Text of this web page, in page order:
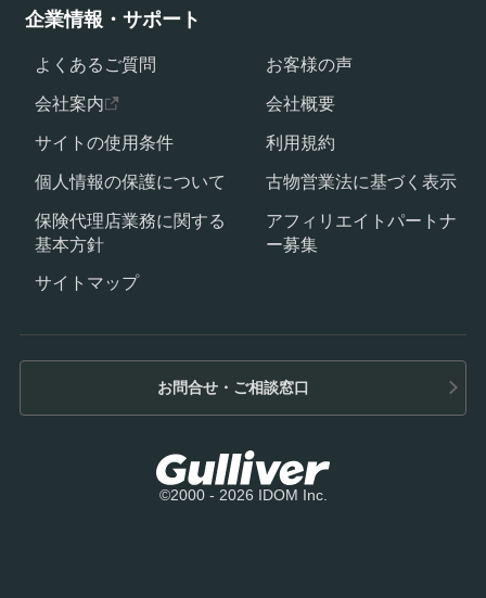
お問合せ・ご相談窓口
©2000 - 2026 IDOM Inc.
企業情報・サポート
よくあるご質問
お客様の声
会社案内
会社概要
サイトの使用条件
利用規約
個人情報の保護について
古物営業法に基づく表示
保険代理店業務に関する
基本方針
アフィリエイトパートナ
ー募集
サイトマップ